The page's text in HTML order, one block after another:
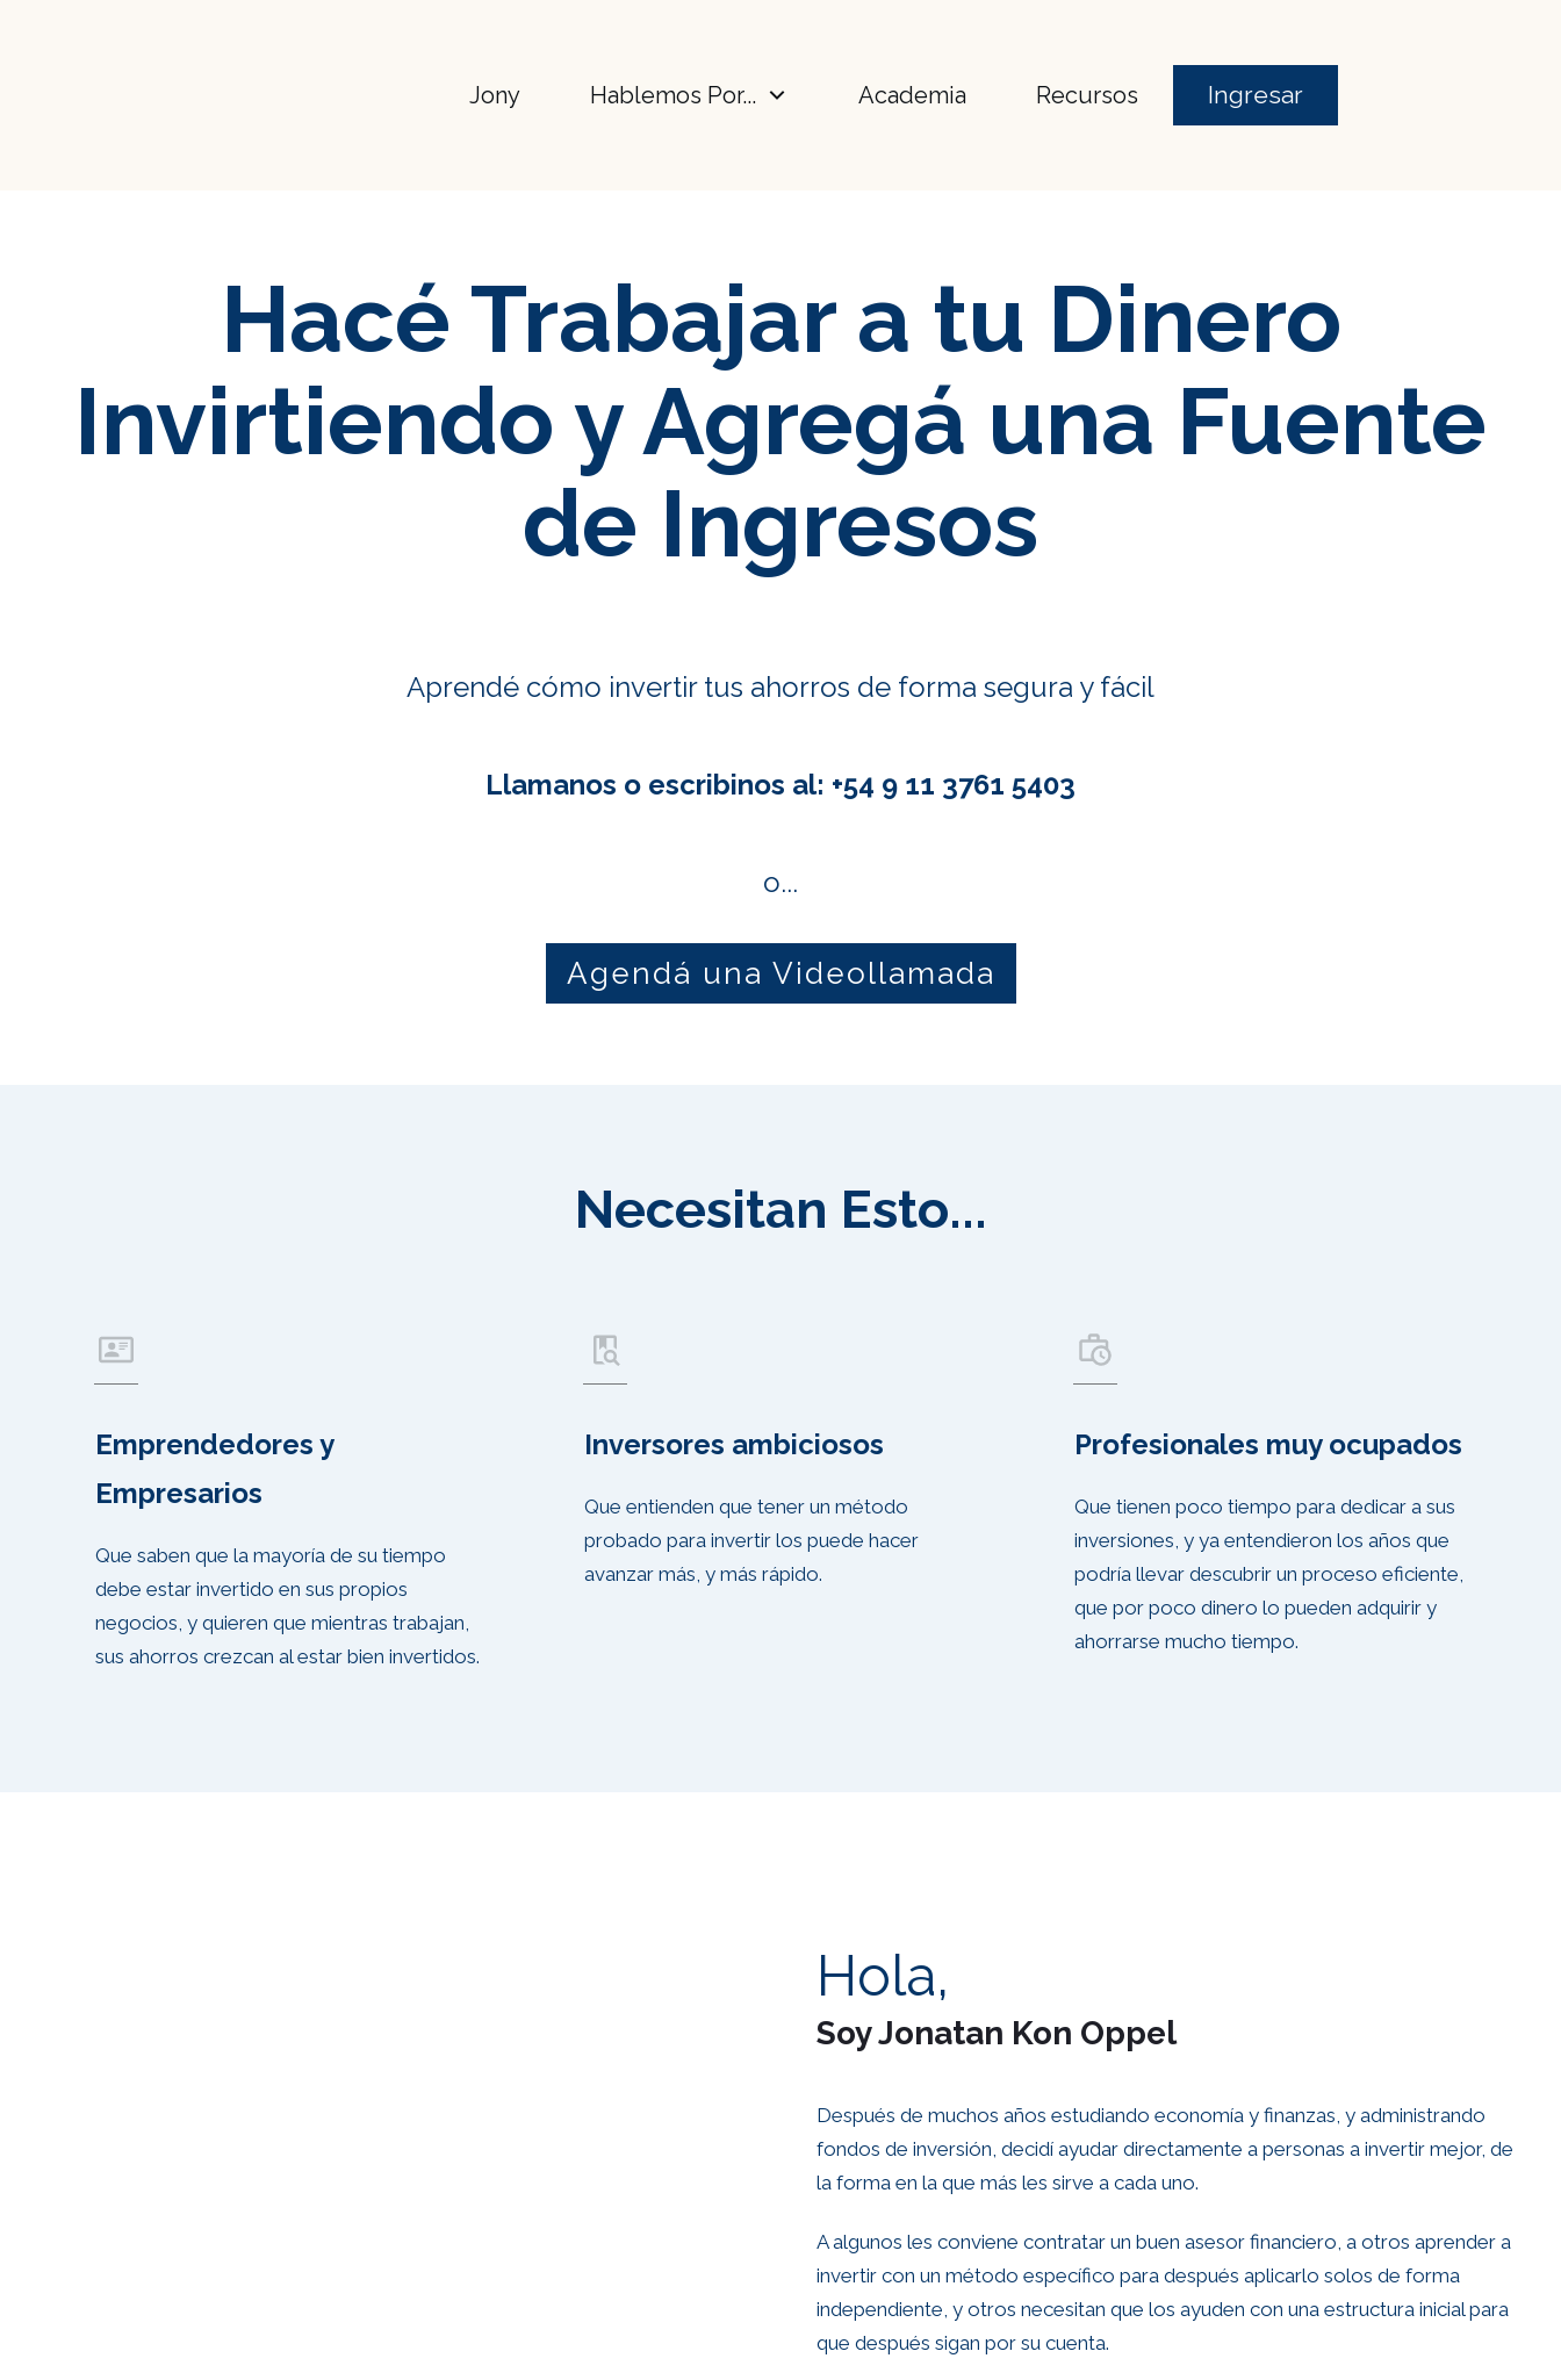
Jony Hablemos Por... Academia Recursos Ingresar
Hacé Trabajar a tu Dinero
Invirtiendo y Agregá una Fuente
de Ingresos
Aprendé cómo invertir tus ahorros de forma segura y fácil
Llamanos o escribinos al: +54 9 11 3761 5403
o...
Agendá una Videollamada
Necesitan Esto...
Emprendedores y
Empresarios
Que saben que la mayoría de su tiempo
debe estar invertido en sus propios
negocios, y quieren que mientras trabajan,
sus ahorros crezcan al estar bien invertidos.
Inversores ambiciosos
Que entienden que tener un método
probado para invertir los puede hacer
avanzar más, y más rápido.
Profesionales muy ocupados
Que tienen poco tiempo para dedicar a sus
inversiones, y ya entendieron los años que
podría llevar descubrir un proceso eficiente,
que por poco dinero lo pueden adquirir y
ahorrarse mucho tiempo.
Hola,
Soy Jonatan Kon Oppel
Después de muchos años estudiando economía y finanzas, y administrando
fondos de inversión, decidí ayudar directamente a personas a invertir mejor, de
la forma en la que más les sirve a cada uno.
A algunos les conviene contratar un buen asesor financiero, a otros aprender a
invertir con un método específico para después aplicarlo solos de forma
independiente, y otros necesitan que los ayuden con una estructura inicial para
que después sigan por su cuenta.